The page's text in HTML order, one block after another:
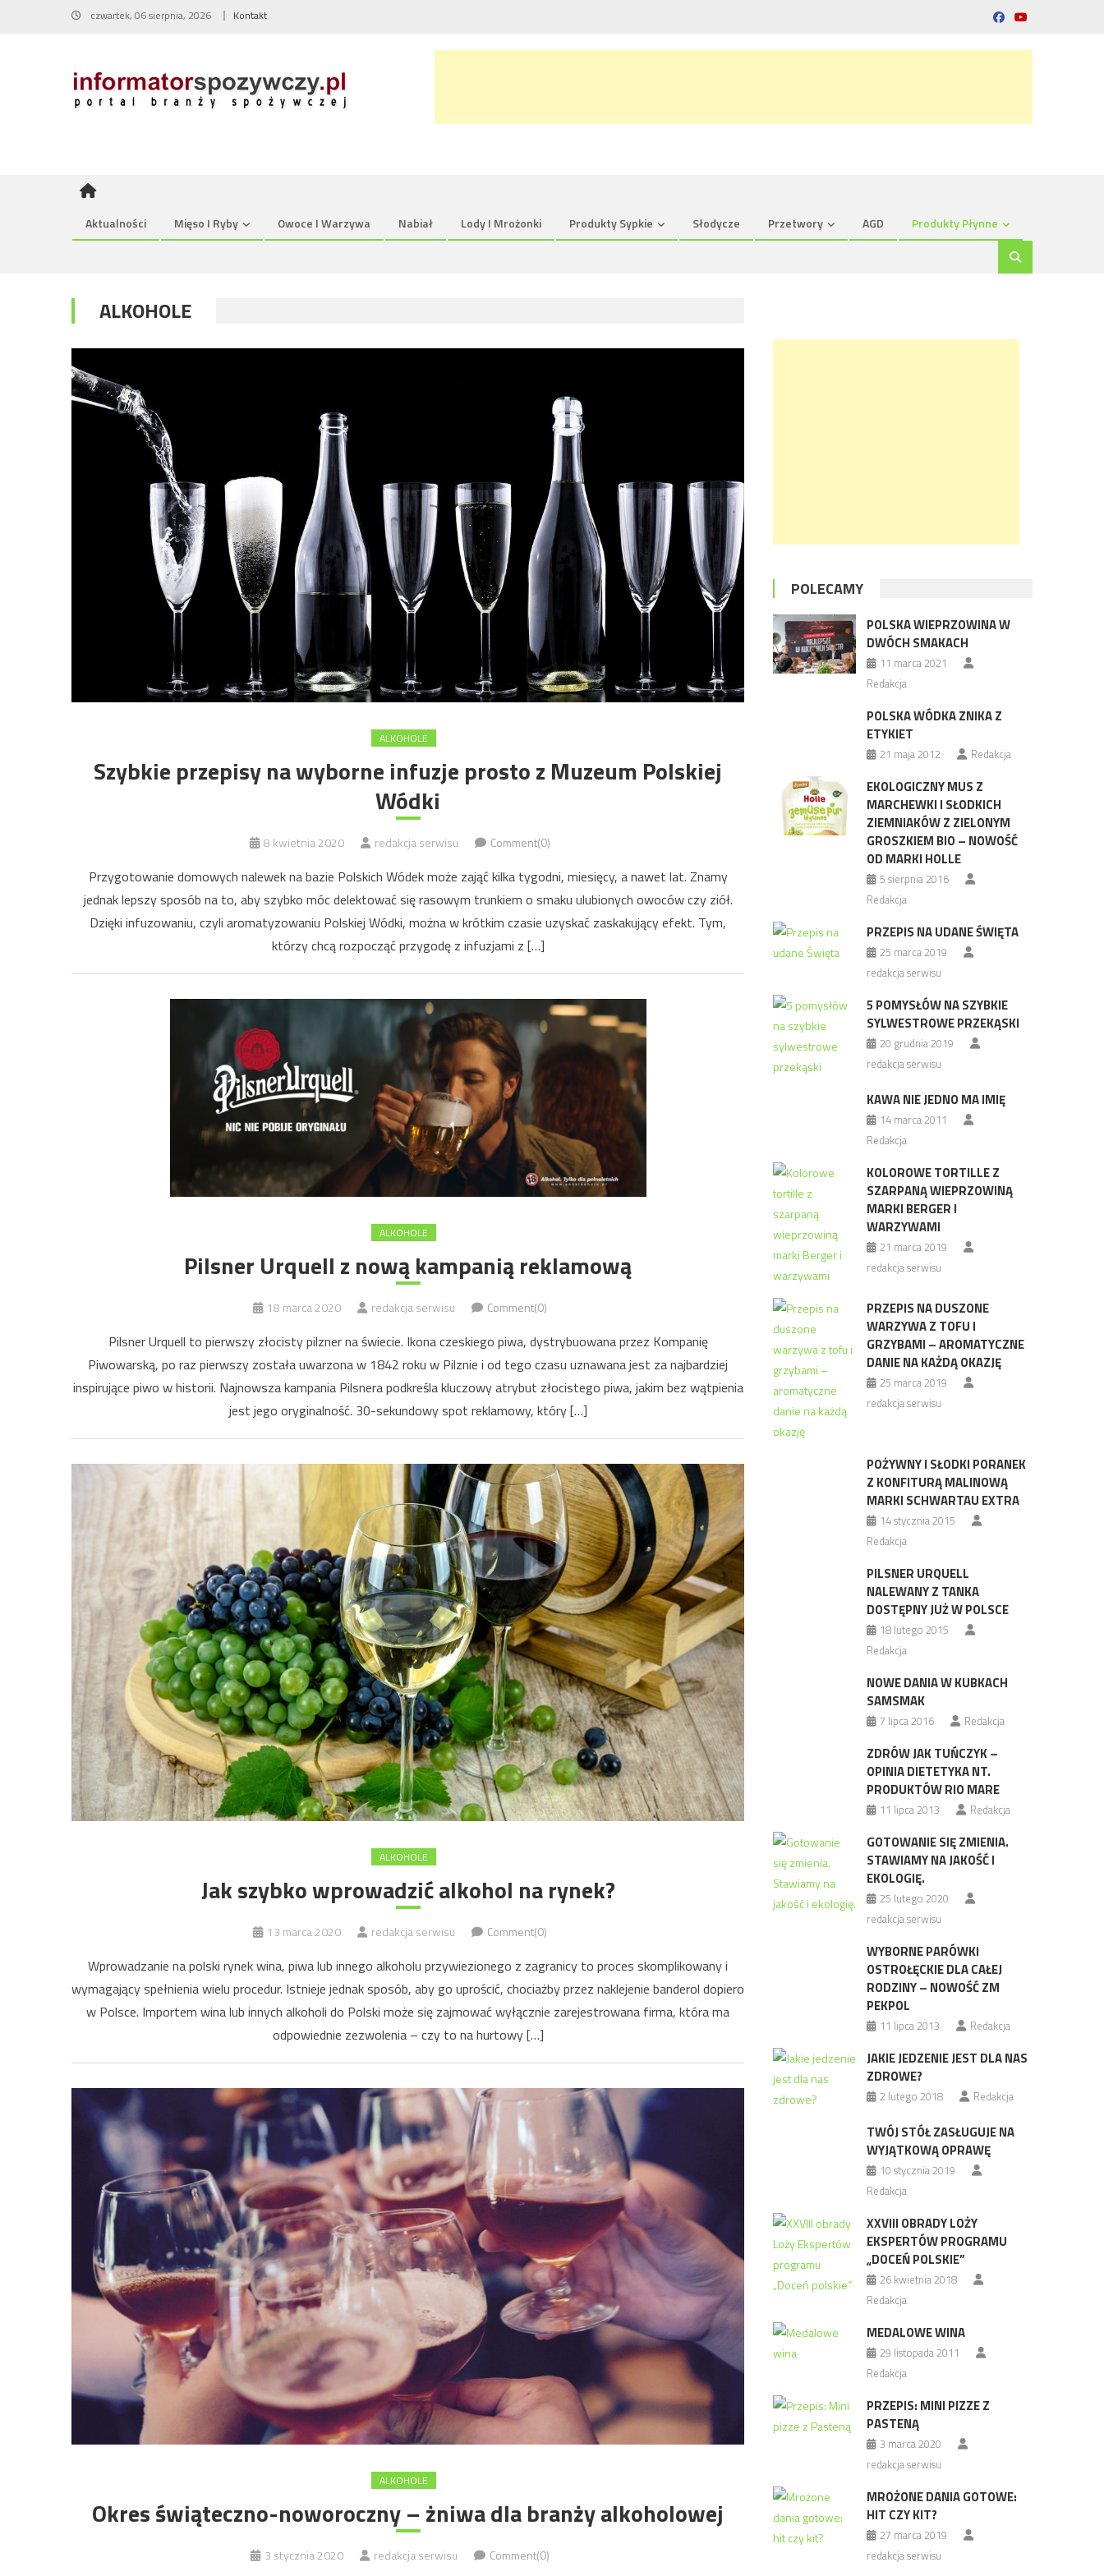
czwartek, 06 sierpnia, 2026 Kontakt
Aktualności Mięso I Ryby Owoce I Warzywa Nabiał Lody I Mrożonki Produkty Sypkie Słodycze Przetwory AGD Produkty Płynne
ALKOHOLE
ALKOHOLE
Szybkie przepisy na wyborne infuzje prosto z Muzeum Polskiej
Wódki
8 kwietnia 2020 redakcja serwisu Comment(0)
Przygotowanie domowych nalewek na bazie Polskich Wódek może zająć kilka tygodni, miesięcy, a nawet lat. Znamy
jednak lepszy sposób na to, aby szybko móc delektować się rasowym trunkiem o smaku ulubionych owoców czy ziół.
Dzięki infuzowaniu, czyli aromatyzowaniu Polskiej Wódki, można w krótkim czasie uzyskać zaskakujący efekt. Tym,
którzy chcą rozpocząć przygodę z infuzjami z […]
ALKOHOLE
Pilsner Urquell z nową kampanią reklamową
18 marca 2020 redakcja serwisu Comment(0)
Pilsner Urquell to pierwszy złocisty pilzner na świecie. Ikona czeskiego piwa, dystrybuowana przez Kompanię
Piwowarską, po raz pierwszy została uwarzona w 1842 roku w Pilznie i od tego czasu uznawana jest za najbardziej
inspirujące piwo w historii. Najnowsza kampania Pilsnera podkreśla kluczowy atrybut złocistego piwa, jakim bez wątpienia
jest jego oryginalność. 30-sekundowy spot reklamowy, który […]
ALKOHOLE
Jak szybko wprowadzić alkohol na rynek?
13 marca 2020 redakcja serwisu Comment(0)
Wprowadzanie na polski rynek wina, piwa lub innego alkoholu przywiezionego z zagranicy to proces skomplikowany i
wymagający spełnienia wielu procedur. Istnieje jednak sposób, aby go uprościć, chociażby przez naklejenie banderol dopiero
w Polsce. Importem wina lub innych alkoholi do Polski może się zajmować wyłącznie zarejestrowana firma, która ma
odpowiednie zezwolenia – czy to na hurtowy […]
ALKOHOLE
Okres świąteczno-noworoczny – żniwa dla branży alkoholowej
3 stycznia 2020 redakcja serwisu Comment(0)
POLECAMY
POLSKA WIEPRZOWINA W
DWÓCH SMAKACH
11 marca 2021
Redakcja
POLSKA WÓDKA ZNIKA Z
ETYKIET
21 maja 2012 Redakcja
EKOLOGICZNY MUS Z
MARCHEWKI I SŁODKICH
ZIEMNIAKÓW Z ZIELONYM
GROSZKIEM BIO – NOWOŚĆ
OD MARKI HOLLE
5 sierpnia 2016
Redakcja
PRZEPIS NA UDANE ŚWIĘTA
25 marca 2019
redakcja serwisu
5 POMYSŁÓW NA SZYBKIE
SYLWESTROWE PRZEKĄSKI
20 grudnia 2019
redakcja serwisu
KAWA NIE JEDNO MA IMIĘ
14 marca 2011
Redakcja
KOLOROWE TORTILLE Z
SZARPANĄ WIEPRZOWINĄ
MARKI BERGER I
WARZYWAMI
21 marca 2019
redakcja serwisu
PRZEPIS NA DUSZONE
WARZYWA Z TOFU I
GRZYBAMI – AROMATYCZNE
DANIE NA KAŻDĄ OKAZJĘ
25 marca 2019
redakcja serwisu
POŻYWNY I SŁODKI PORANEK
Z KONFITURĄ MALINOWĄ
MARKI SCHWARTAU EXTRA
14 stycznia 2015
Redakcja
PILSNER URQUELL
NALEWANY Z TANKA
DOSTĘPNY JUŻ W POLSCE
18 lutego 2015
Redakcja
NOWE DANIA W KUBKACH
SAMSMAK
7 lipca 2016 Redakcja
ZDRÓW JAK TUŃCZYK –
OPINIA DIETETYKA NT.
PRODUKTÓW RIO MARE
11 lipca 2013 Redakcja
GOTOWANIE SIĘ ZMIENIA.
STAWIAMY NA JAKOŚĆ I
EKOLOGIĘ.
25 lutego 2020
redakcja serwisu
WYBORNE PARÓWKI
OSTROŁĘCKIE DLA CAŁEJ
RODZINY – NOWOŚĆ ZM
PEKPOL
11 lipca 2013 Redakcja
JAKIE JEDZENIE JEST DLA NAS
ZDROWE?
2 lutego 2018 Redakcja
TWÓJ STÓŁ ZASŁUGUJE NA
WYJĄTKOWĄ OPRAWĘ
10 stycznia 2019
Redakcja
XXVIII OBRADY LOŻY
EKSPERTÓW PROGRAMU
„DOCEŃ POLSKIE”
26 kwietnia 2018
Redakcja
MEDALOWE WINA
29 listopada 2011
Redakcja
PRZEPIS: MINI PIZZE Z
PASTENĄ
3 marca 2020
redakcja serwisu
MROŻONE DANIA GOTOWE:
HIT CZY KIT?
27 marca 2019
redakcja serwisu